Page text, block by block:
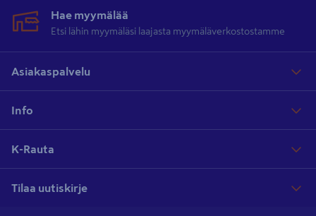
Hae myymälää
Etsi lähin myymäläsi laajasta myymäläverkostostamme
Asiakaspalvelu
Info
K-Rauta
Tilaa uutiskirje